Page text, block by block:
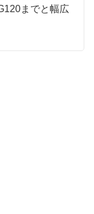
までと幅広